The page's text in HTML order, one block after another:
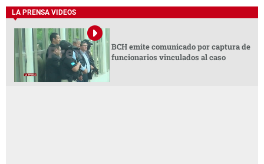
LA PRENSA VIDEOS
BCH emite comunicado por captura de
funcionarios vinculados al caso